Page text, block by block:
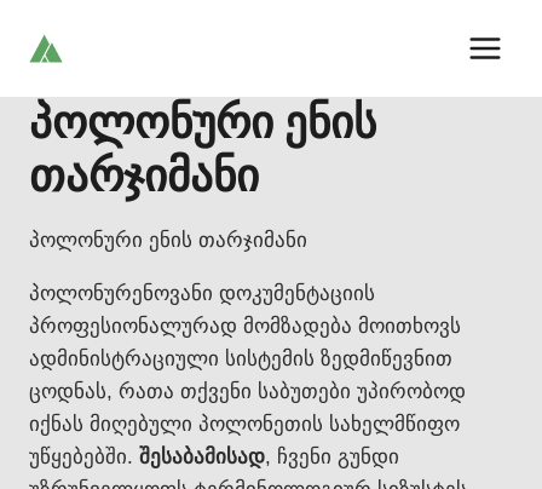
პოლონური ენის
თარჯიმანი
პოლონური ენის თარჯიმანი
პოლონურენოვანი დოკუმენტაციის
პროფესიონალურად მომზადება მოითხოვს
ადმინისტრაციული სისტემის ზედმიწევნით
ცოდნას, რათა თქვენი საბუთები უპირობოდ
იქნას მიღებული პოლონეთის სახელმწიფო
უწყებებში. შესაბამისად, ჩვენი გუნდი